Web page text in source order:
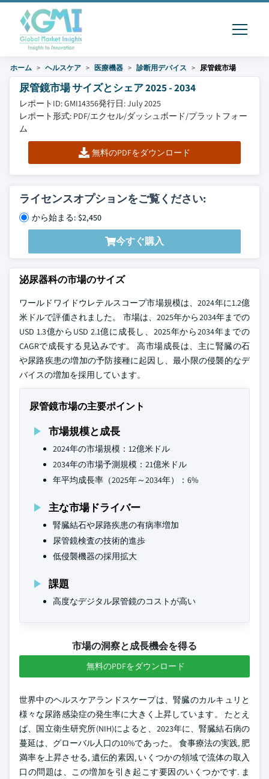
ホーム ヘルスケア 医療機器 診断用デバイス 尿管鏡市場
尿管鏡市場 サイズとシェア 2025 - 2034
レポートID: GMI14356発行日: July 2025
レポート形式: PDF/エクセル/ダッシュボード/プラットフォー
ム
無料のPDFをダウンロード
ライセンスオプションをご覧ください:
から始まる: $2,450
今すぐ購入
泌尿器科の市場のサイズ
ワールドワイドウレテルスコープ市場規模は、2024年に1.2億
米ドルで評価されました。 市場は、2025年から2034年までの
USD 1.3億からUSD 2.1億に成長し、2025年から2034年までの
CAGRで成長する見込みです。 高市場成長は、主に腎臓の石
や尿路疾患の増加の予防接種に起因し、最小限の侵襲的なデ
バイスの増加を採用しています。
尿管鏡市場の主要ポイント
市場規模と成長
2024年の市場規模：12億米ドル
2034年の市場予測規模：21億米ドル
年平均成長率（2025年～2034年）：6%
主な市場ドライバー
腎臓結石や尿路疾患の有病率増加
尿管鏡検査の技術的進歩
低侵襲機器の採用拡大
課題
高度なデジタル尿管鏡のコストが高い
市場の洞察と成長機会を得る
無料のPDFをダウンロード
世界中のヘルスケアランドスケープは、腎臓のカルキュリと
様々な尿路感染症の発生率に大きく上昇しています。 たとえ
ば、国立衛生研究所(NIH)によると、2023年に、腎臓結石病の
蔓延は、グローバル人口の10%であった。 食事療法の実践, 肥
満率を上昇させる, 遺伝的素因, いくつかの領域で流体の取入
口の問題は、この増加を引き起こす要因のいくつかです. ま